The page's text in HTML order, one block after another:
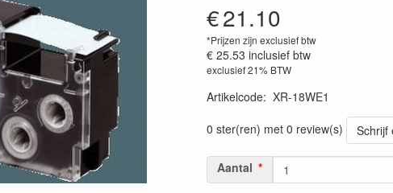
€21.10
*Prijzen zijn exclusief btw
€ 25.53 inclusief btw
exclusief 21% BTW
Artikelcode: XR-18WE1
0 ster(ren) met 0 review(s)
Schrijf
Aantal